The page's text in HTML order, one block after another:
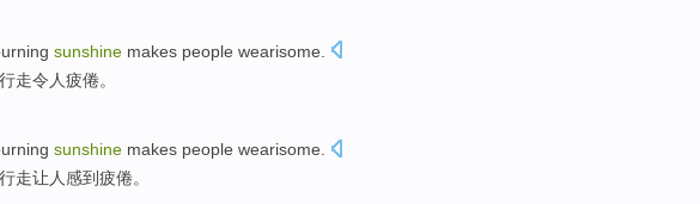
sunshine makes people wearisome
行走令人疲倦。
sunshine makes people wearisome.
行走让人感到疲倦。